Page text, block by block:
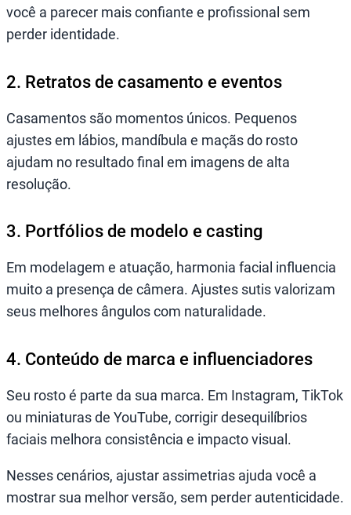
você a parecer mais confiante e profissional sem
perder identidade.
2. Retratos de casamento e eventos
Casamentos são momentos únicos. Pequenos
ajustes em lábios, mandíbula e maçãs do rosto
ajudam no resultado final em imagens de alta
resolução.
3. Portfólios de modelo e casting
Em modelagem e atuação, harmonia facial influencia
muito a presença de câmera. Ajustes sutis valorizam
seus melhores ângulos com naturalidade.
4. Conteúdo de marca e influenciadores
Seu rosto é parte da sua marca. Em Instagram, TikTok
ou miniaturas de YouTube, corrigir desequilíbrios
faciais melhora consistência e impacto visual.
Nesses cenários, ajustar assimetrias ajuda você a
mostrar sua melhor versão, sem perder autenticidade.